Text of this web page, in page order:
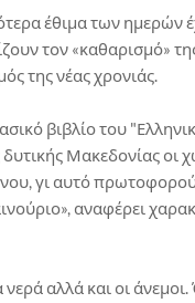
έθιμα των ημερών
τον «καθαρισμό»
της νέας χρονιάς.
βιβλίο του
Μακεδονίας οι
γι αυτό
αναφέρει
αλλά και οι